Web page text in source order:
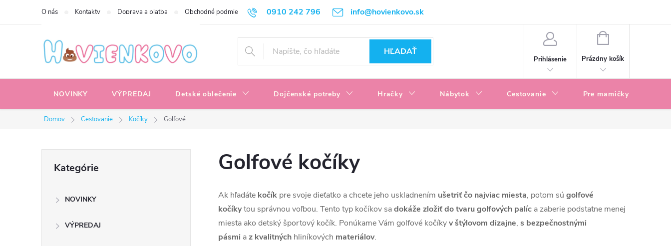
0910 242 796 info@hovienkovo.sk
O nás Kontakty Doprava a platba Obchodné podmienky Podmienky ochrany osobných údajov Reklamačné podmienky
HĽADAŤ
Prihlásenie
NÁKUPNÝ
Prázdny košík
NOVINKY VÝPREDAJ Detské oblečenie Dojčenské potreby Hračky Nábytok Cestovanie Pre mamičky
Domov Cestovanie Kočíky Golfové
kategórie
Kategórie
NOVINKY
VÝPREDAJ
Golfové kočíky
Ak hľadáte kočík pre svoje dieťatko a chcete jeho uskladnením ušetriť čo najviac miesta, potom sú golfové
kočíkytou správnou voľbou. Tento typ kočíkov sadokáže zložiť do tvaru golfových palíc a zaberie podstatne menej
miesta ako detský športový kočík. Ponúkame Vám golfové kočíkyv štýlovom dizajne, s bezpečnostnými
pásmi az kvalitných hliníkových materiálov.